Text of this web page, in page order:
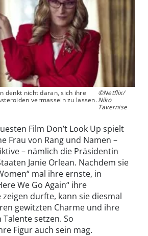
denkt nicht daran, sich ihre
vermasseln zu lassen.
©Netflix/
Niko
Tavernise
Film Don’t Look Up spielt
Frau von Rang und Namen –
– nämlich die Präsidentin
Janie Orlean. Nachdem sie
mal ihre ernste, in
We Go Again“ ihre
zeigen durfte, kann sie diesmal
gewitzten Charme und ihre
setzen. So
Figur auch sein mag.